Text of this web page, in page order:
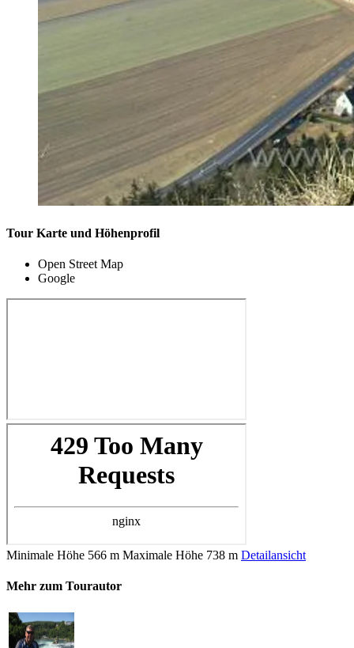
Tour Karte und Höhenprofil
Open Street Map
Google
Minimale Höhe 566 m Maximale Höhe 738 m Detailansicht
Mehr zum Tourautor